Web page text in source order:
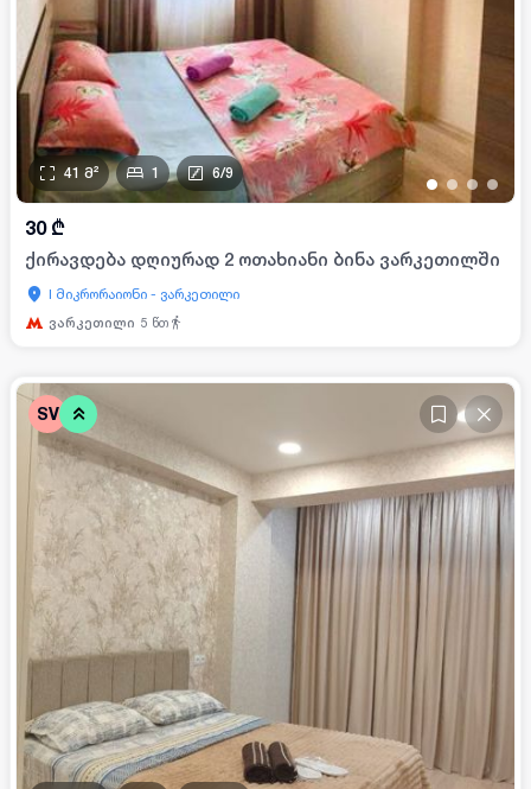
•• • •
41 მ² 1 6/9
30 ₾
ქირავდება დღიურად 2 ოთახიანი ბინა ვარკეთილში
I მიკრორაიონი - ვარკეთილი
ვარკეთილი 5 წთ
SV